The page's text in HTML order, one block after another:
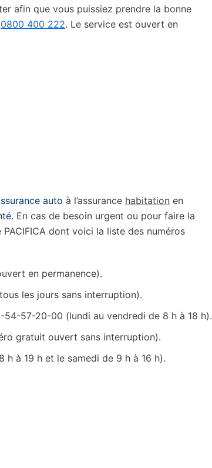
afin que vous puissiez prendre la bonne
0800 400 222. Le service est ouvert en
auto à l’assurance habitation en
. En cas de besoin urgent ou pour faire la
dont voici la liste des numéros
en permanence).
les jours sans interruption).
54-57-20-00 (lundi au vendredi de 8 h à 18 h).
gratuit ouvert sans interruption).
à 19 h et le samedi de 9 h à 16 h).